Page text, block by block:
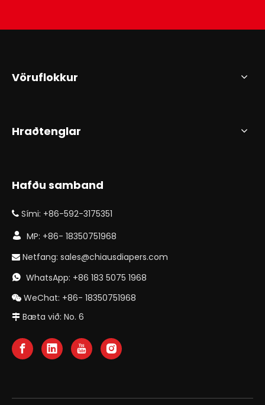
Vöruflokkur
Hraðtenglar
Hafðu samband
 Sími: +86-592-3175351
 MP: +86- 18350751968
 Netfang: sales@chiausdiapers.com
 WhatsApp: +86 183 5075 1968
 WeChat: +86- 18350751968
 Bæta við: No. 6